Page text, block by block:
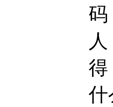
码
得
什